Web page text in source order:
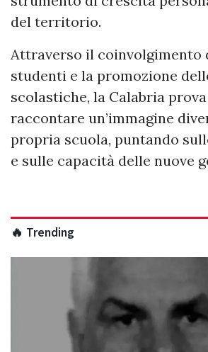
del territorio.
Attraverso il coinvolgimento
studenti e la promozione
scolastiche, la Calabria
raccontare un’immagine
propria scuola, puntando
e sulle capacità delle nuove
🔥 Trending